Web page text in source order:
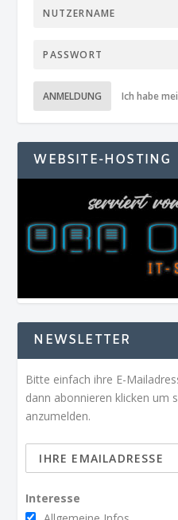
ANMELDUNG Ich habe
WEBSITE-HOSTING
NEWSLETTER
Bitte einfach ihre E-
dann abonnieren klicken um
anzumelden.
Interesse